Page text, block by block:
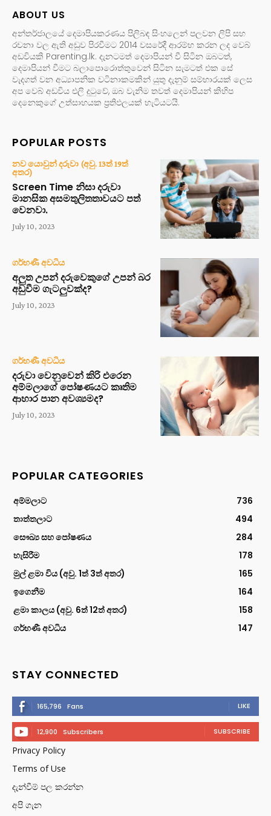
ABOUT US
අන්තර්ජාලයේ දෙමාපියකරණය පිලිබඳ සිංහලෙන් පලවන ලිපි සහ
රචනා වල ඇති අඩුව පිරවීමට 2014 වසරේදී ආරම්භ කරන ලද වෙබ්
අඩවියකි Parenting.lk. දැනටමත් දෙමාපියන් වී සිටින ඔබටත්,
දෙමාපියන් වීමට බලාපොරොත්තුවෙන් සිටින සැමටත් එක සේ
වැදගත් වන අධ්‍යාපනික වටිනාකමකින් යුතු දැනුම් සම්භාරයක් ලෙස
අප වෙබ් අඩවිය එලි දුටුවේ, ඔබ වැනිම තවත් දෙමාපියන් කිහිප
දෙනෙකුගේ උත්සාහයක ප්‍රතිඵලයක් හැටියටයි.
POPULAR POSTS
නව යොවුන් දරුවා (අවු. 13ත් 19ත්
අතර)
Screen Time නිසා දරුවා
මානසික අසමතුලිතතාවයට පත්
වෙනවා.
July 10, 2023
ගර්භණී අවධිය
අලුත උපන් දරුවෙකුගේ උපන් බර
අඩුවීම ගැටලුවක්ද?
July 10, 2023
ගර්භණී අවධිය
දරුවා වෙනුවෙන් කිරි එරෙන
අම්මලාගේ පෝෂණයට කෘතිම
ආහාර පාන අවශ්‍යමද?
July 10, 2023
POPULAR CATEGORIES
අම්මලාට
736
තාත්තලාට
494
සෞඛ්‍ය සහ පෝෂණය
284
හැසිරීම
178
මුල් ළමා විය (අවු. 1ත් 3ත් අතර)
165
ඉගෙනීම
164
ළමා කාලය (අවු. 6ත් 12ත් අතර)
158
ගර්භණී අවධිය
147
STAY CONNECTED
165,796 Fans LIKE
12,900 Subscribers SUBSCRIBE
Privacy Policy
Terms of Use
දැන්වීම් පල කරන්න
අපි ගැන